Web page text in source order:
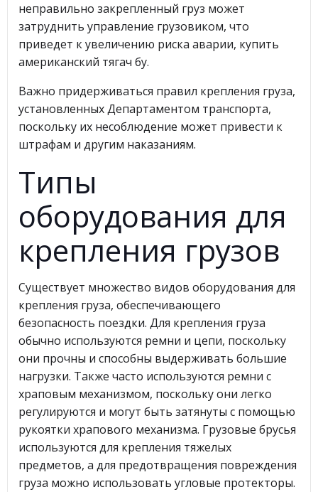
неправильно закрепленный груз может
затруднить управление грузовиком, что
приведет к увеличению риска аварии, купить
американский тягач бу.
Важно придерживаться правил крепления груза,
установленных Департаментом транспорта,
поскольку их несоблюдение может привести к
штрафам и другим наказаниям.
Типы
оборудования для
крепления грузов
Существует множество видов оборудования для
крепления груза, обеспечивающего
безопасность поездки. Для крепления груза
обычно используются ремни и цепи, поскольку
они прочны и способны выдерживать большие
нагрузки. Также часто используются ремни с
храповым механизмом, поскольку они легко
регулируются и могут быть затянуты с помощью
рукоятки храпового механизма. Грузовые брусья
используются для крепления тяжелых
предметов, а для предотвращения повреждения
груза можно использовать угловые протекторы.